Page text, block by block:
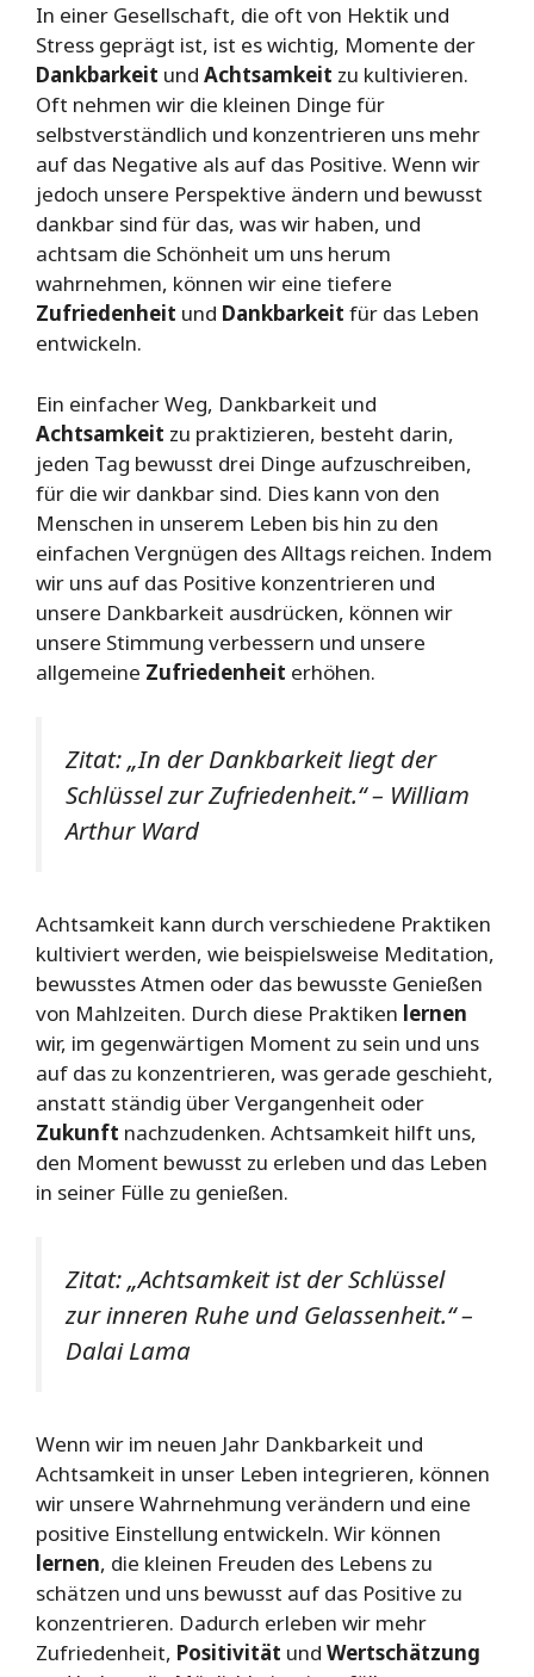
In einer Gesellschaft, die oft von Hektik und
Stress geprägt ist, ist es wichtig, Momente der
Dankbarkeit und Achtsamkeit zu kultivieren.
Oft nehmen wir die kleinen Dinge für
selbstverständlich und konzentrieren uns mehr
auf das Negative als auf das Positive. Wenn wir
jedoch unsere Perspektive ändern und bewusst
dankbar sind für das, was wir haben, und
achtsam die Schönheit um uns herum
wahrnehmen, können wir eine tiefere
Zufriedenheit und Dankbarkeit für das Leben
entwickeln.
Ein einfacher Weg, Dankbarkeit und
Achtsamkeit zu praktizieren, besteht darin,
jeden Tag bewusst drei Dinge aufzuschreiben,
für die wir dankbar sind. Dies kann von den
Menschen in unserem Leben bis hin zu den
einfachen Vergnügen des Alltags reichen. Indem
wir uns auf das Positive konzentrieren und
unsere Dankbarkeit ausdrücken, können wir
unsere Stimmung verbessern und unsere
allgemeine Zufriedenheit erhöhen.
Zitat: „In der Dankbarkeit liegt der
Schlüssel zur Zufriedenheit.“ – William
Arthur Ward
Achtsamkeit kann durch verschiedene Praktiken
kultiviert werden, wie beispielsweise Meditation,
bewusstes Atmen oder das bewusste Genießen
von Mahlzeiten. Durch diese Praktiken lernen
wir, im gegenwärtigen Moment zu sein und uns
auf das zu konzentrieren, was gerade geschieht,
anstatt ständig über Vergangenheit oder
Zukunft nachzudenken. Achtsamkeit hilft uns,
den Moment bewusst zu erleben und das Leben
in seiner Fülle zu genießen.
Zitat: „Achtsamkeit ist der Schlüssel
zur inneren Ruhe und Gelassenheit.“ –
Dalai Lama
Wenn wir im neuen Jahr Dankbarkeit und
Achtsamkeit in unser Leben integrieren, können
wir unsere Wahrnehmung verändern und eine
positive Einstellung entwickeln. Wir können
lernen, die kleinen Freuden des Lebens zu
schätzen und uns bewusst auf das Positive zu
konzentrieren. Dadurch erleben wir mehr
Zufriedenheit, Positivität und Wertschätzung